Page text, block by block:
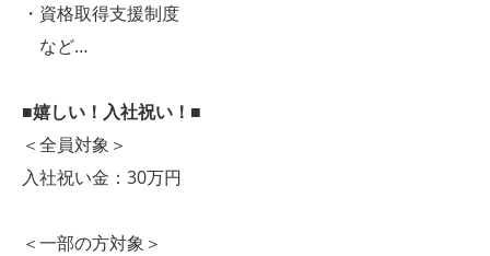
・資格取得支援制度
など…
■嬉しい！入社祝い！■
＜全員対象＞
入社祝い金：30万円
＜一部の方対象＞